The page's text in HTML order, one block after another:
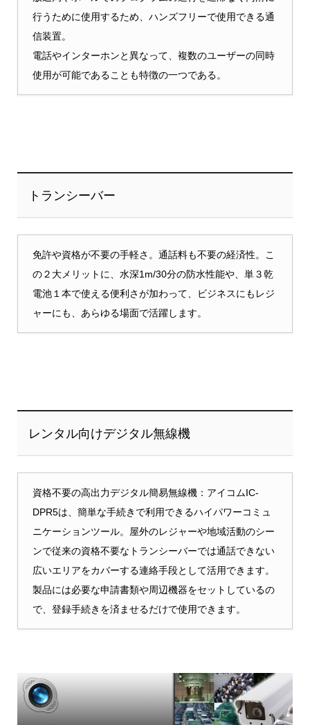
行うために使用するため、ハンズフリーで使用できる通
信装置。
電話やインターホンと異なって、複数のユーザーの同時
使用が可能であることも特徴の一つである。
トランシーバー
免許や資格が不要の手軽さ。通話料も不要の経済性。こ
の２大メリットに、水深1m/30分の防水性能や、単３乾
電池１本で使える便利さが加わって、ビジネスにもレジ
ャーにも、あらゆる場面で活躍します。
レンタル向けデジタル無線機
資格不要の高出力デジタル簡易無線機：アイコムIC-
DPR5は、簡単な手続きで利用できるハイパワーコミュ
ニケーションツール。屋外のレジャーや地域活動のシー
ンで従来の資格不要なトランシーバーでは通話できない
広いエリアをカバーする連絡手段として活用できます。
製品には必要な申請書類や周辺機器をセットしているの
で、登録手続きを済ませるだけで使用できます。